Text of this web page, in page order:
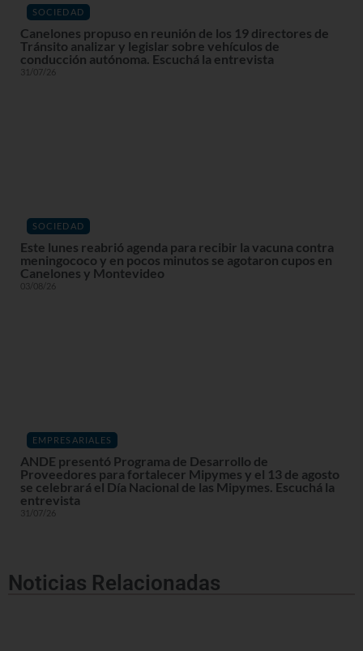
SOCIEDAD
Canelones propuso en reunión de los 19 directores de
Tránsito analizar y legislar sobre vehículos de
conducción autónoma. Escuchá la entrevista
31/07/26
SOCIEDAD
Este lunes reabrió agenda para recibir la vacuna contra
meningococo y en pocos minutos se agotaron cupos en
Canelones y Montevideo
03/08/26
EMPRESARIALES
ANDE presentó Programa de Desarrollo de
Proveedores para fortalecer Mipymes y el 13 de agosto
se celebrará el Día Nacional de las Mipymes. Escuchá la
entrevista
31/07/26
Noticias Relacionadas